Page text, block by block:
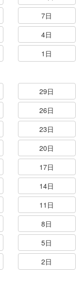
7日
4日
1日
29日
26日
23日
20日
17日
14日
11日
8日
5日
2日